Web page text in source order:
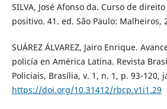
SILVA, José Afonso da. Curso de
positivo. 41. ed. São Paulo: Malheiros,
SUÁREZ ÁLVAREZ, Jairo Enrique.
policía en América Latina. Revista
Policiais, Brasília, v. 1, n. 1, p. 93-120,
https://doi.org/10.31412/rbcp.v1i1.29